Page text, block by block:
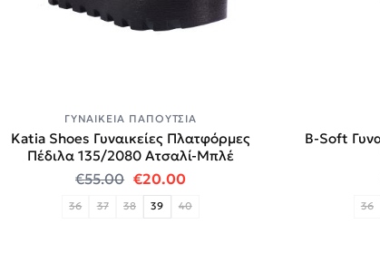
€25.00.
ΓΥΝΑΙΚΕΊΑ ΠΑΠΟΎΤΣΙΑ
Katia Shoes Γυναικείες Πλατφόρμες
Πέδιλα 135/2080 Ατσαλί-Μπλέ
€55.00 Original price was: €55.00.
€20.00Η τρέχουσα τιμή είναι:
36 37 38 39 40
B-Soft
36